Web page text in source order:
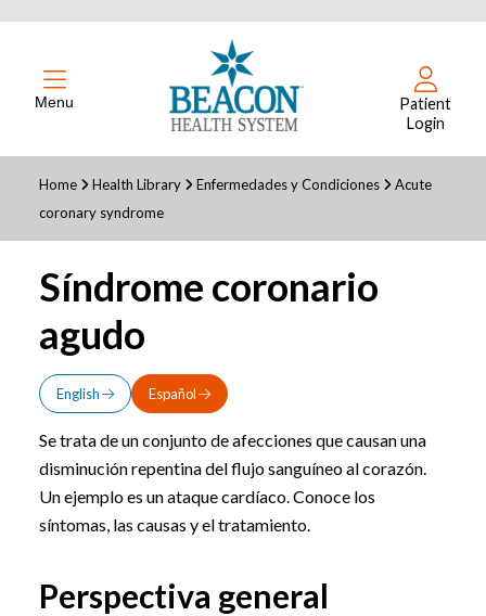
Menu
Patient
Login
Home Health Library Enfermedades y Condiciones
Acute
coronary syndrome
Síndrome coronario
agudo
English Español
Se trata de un conjunto de afecciones que causan una
disminución repentina del flujo sanguíneo al corazón.
Un ejemplo es un ataque cardíaco. Conoce los
síntomas, las causas y el tratamiento.
Perspectiva general